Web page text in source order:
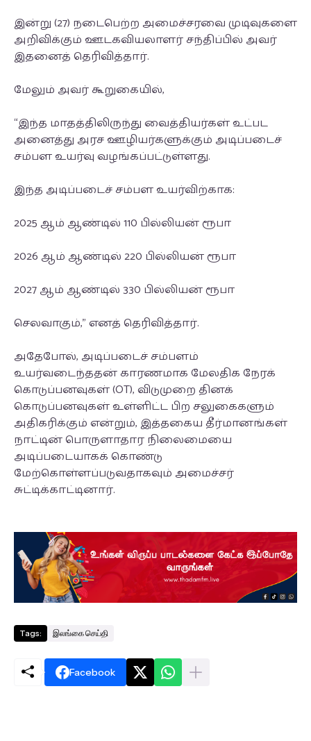
இன்று (27) நடைபெற்ற அமைச்சரவை முடிவுகளை
அறிவிக்கும் ஊடகவியலாளர் சந்திப்பில் அவர்
இதனைத் தெரிவித்தார்.
மேலும் அவர் கூறுகையில்,
“இந்த மாதத்திலிருந்து வைத்தியர்கள் உட்பட
அனைத்து அரச ஊழியர்களுக்கும் அடிப்படைச்
சம்பள உயர்வு வழங்கப்பட்டுள்ளது.
இந்த அடிப்படைச் சம்பள உயர்விற்காக:
2025 ஆம் ஆண்டில் 110 பில்லியன் ரூபா
2026 ஆம் ஆண்டில் 220 பில்லியன் ரூபா
2027 ஆம் ஆண்டில் 330 பில்லியன் ரூபா
செலவாகும்,” எனத் தெரிவித்தார்.
அதேபோல், அடிப்படைச் சம்பளம்
உயர்வடைந்ததன் காரணமாக மேலதிக நேரக்
கொடுப்பனவுகள் (OT), விடுமுறை தினக்
கொடுப்பனவுகள் உள்ளிட்ட பிற சலுகைகளும்
அதிகரிக்கும் என்றும், இத்தகைய தீர்மானங்கள்
நாட்டின் பொருளாதார நிலைமையை
அடிப்படையாகக் கொண்டு
மேற்கொள்ளப்படுவதாகவும் அமைச்சர்
சுட்டிக்காட்டினார்.
Tags: இலங்கை செய்தி
Facebook